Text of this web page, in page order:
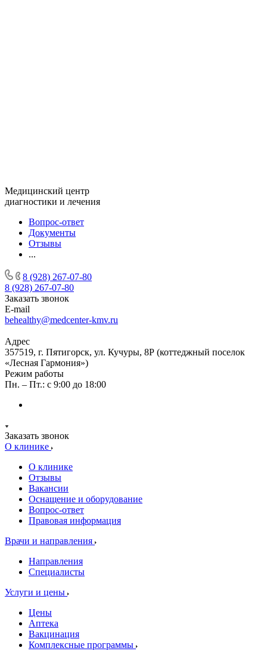
Медицинский центр
диагностики и лечения
Вопрос-ответ
Документы
Отзывы
...
8 (928) 267-07-80
8 (928) 267-07-80
Заказать звонок
E-mail
behealthy@medcenter-kmv.ru
Адрес
357519, г. Пятигорск, ул. Кучуры, 8Р (коттеджный поселок
«Лесная Гармония»)
Режим работы
Пн. – Пт.: с 9:00 до 18:00
Заказать звонок
О клинике
О клинике
Отзывы
Вакансии
Оснащение и оборудование
Вопрос-ответ
Правовая информация
Врачи и направления
Направления
Специалисты
Услуги и цены
Цены
Аптека
Вакцинация
Комплексные программы